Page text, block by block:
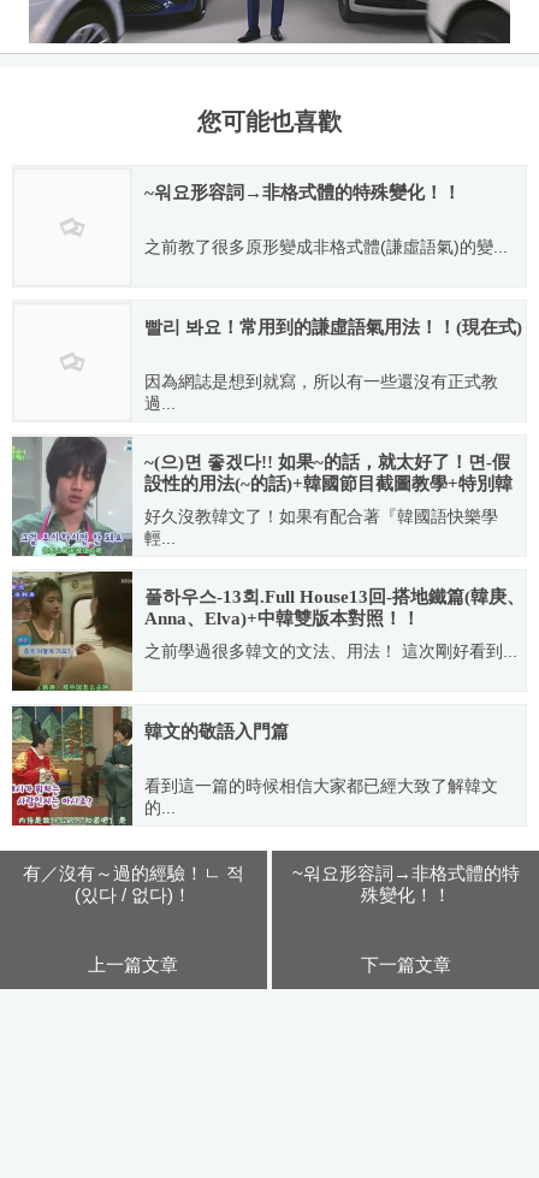
您可能也喜歡
~워요形容詞→非格式體的特殊變化！！
之前教了很多原形變成非格式體(謙虛語氣)的變...
빨리 봐요！常用到的謙虛語氣用法！！(現在式)
因為網誌是想到就寫，所以有一些還沒有正式教
過...
2007.07.17
~(으)면 좋겠다!! 如果~的話，就太好了！면-假
設性的用法(~的話)+韓國節目截圖教學+特別韓
語教室
好久沒教韓文了！如果有配合著『韓國語快樂學
輕...
2007.09.30
풀하우스-13회.Full House13回-搭地鐵篇(韓庚、
Anna、Elva)+中韓雙版本對照！！
之前學過很多韓文的文法、用法！ 這次剛好看到...
2007.08.30
韓文的敬語入門篇
看到這一篇的時候相信大家都已經大致了解韓文
的...
有／沒有～過的經驗！ㄴ 적
(있다 / 없다)！
上一篇文章
~워요形容詞→非格式體的特
殊變化！！
下一篇文章